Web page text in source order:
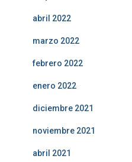
abril 2022
marzo 2022
febrero 2022
enero 2022
diciembre 2021
noviembre 2021
abril 2021